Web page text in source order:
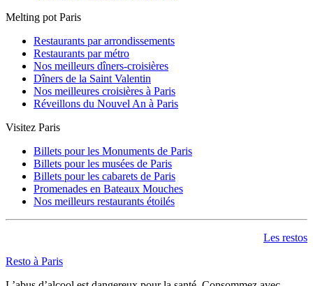
Melting pot Paris
Restaurants par arrondissements
Restaurants par métro
Nos meilleurs dîners-croisières
Dîners de la Saint Valentin
Nos meilleures croisières à Paris
Réveillons du Nouvel An à Paris
Visitez Paris
Billets pour les Monuments de Paris
Billets pour les musées de Paris
Billets pour les cabarets de Paris
Promenades en Bateaux Mouches
Nos meilleurs restaurants étoilés
Les restos
Resto à Paris